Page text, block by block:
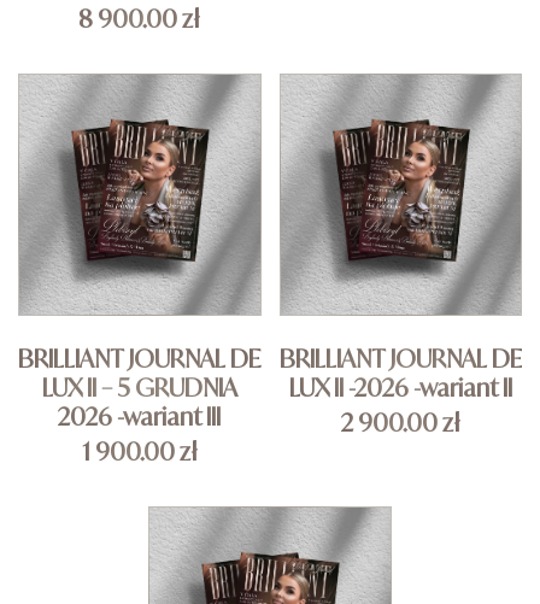
8 900.00zł
BRILLIANT JOURNAL DE
LUX II – 5 GRUDNIA
2026 -wariant III
1 900.00zł
BRILLIANT JOURNAL DE
LUX II -2026 -wariant II
2 900.00zł